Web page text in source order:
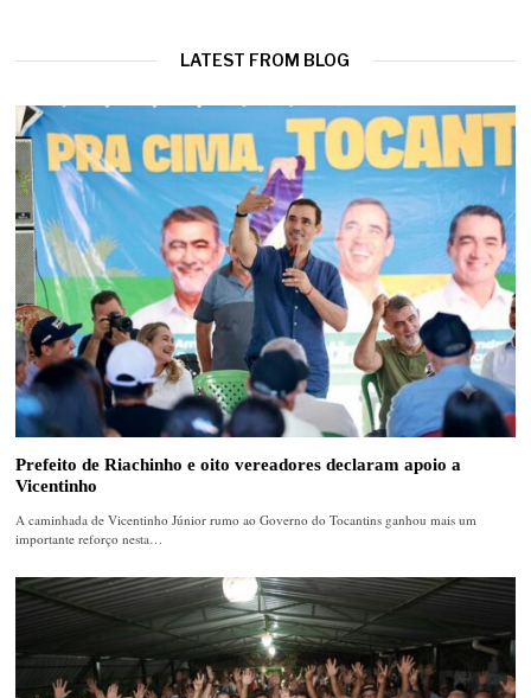
LATEST FROM BLOG
Prefeito de Riachinho e oito vereadores declaram apoio a
Vicentinho
A caminhada de Vicentinho Júnior rumo ao Governo do Tocantins ganhou mais um
importante reforço nesta…